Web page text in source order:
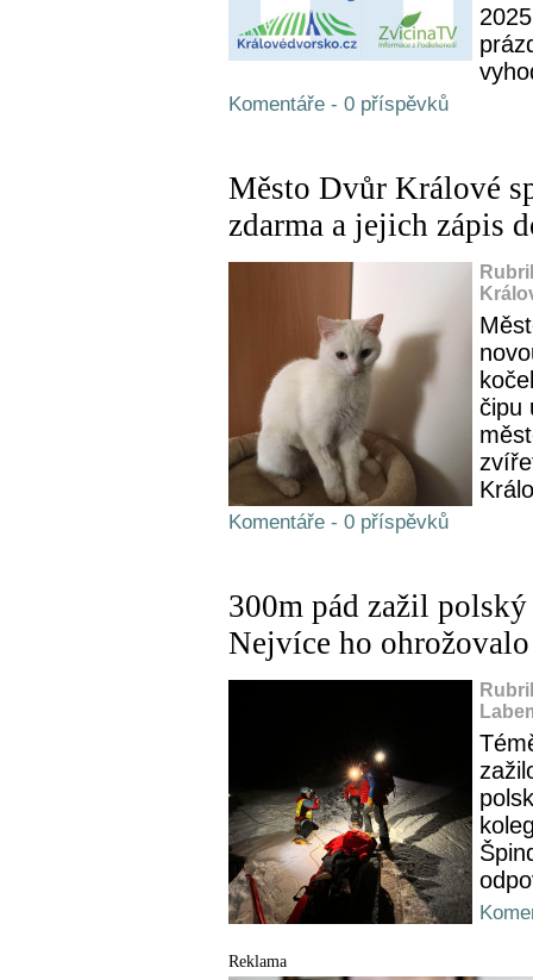
Komentáře - 0 příspěvků
Město Dvůr Králové
zdarma a jejich zápis
čipu
Komentáře - 0 příspěvků
300m pád zažil
Nejvíce ho
Reklama